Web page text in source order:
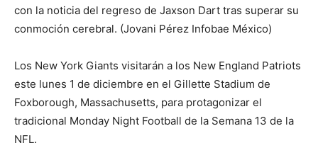
con la noticia del regreso de Jaxson Dart tras superar su
conmoción cerebral. (Jovani Pérez Infobae México)
Los New York Giants visitarán a los New England Patriots
este lunes 1 de diciembre en el Gillette Stadium de
Foxborough, Massachusetts, para protagonizar el
tradicional Monday Night Football de la Semana 13 de la
NFL.